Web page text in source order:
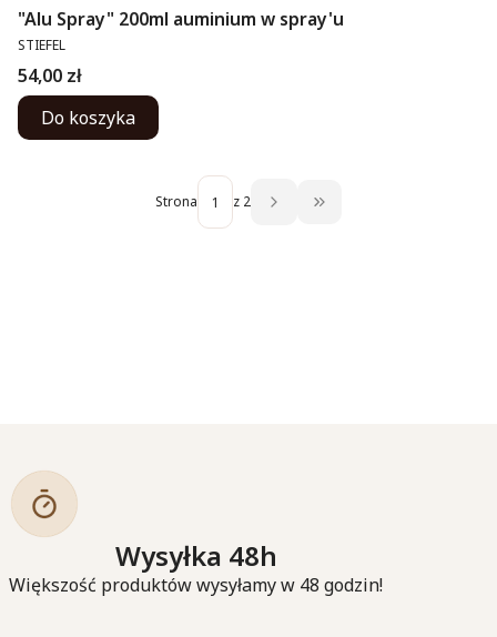
"Alu Spray" 200ml auminium w spray'u
PRODUCENT
STIEFEL
Cena
54,00 zł
Do koszyka
Strona z 2 Przejdź do ostatniej
Wysyłka 48h
Większość produktów wysyłamy w 48 godzin!